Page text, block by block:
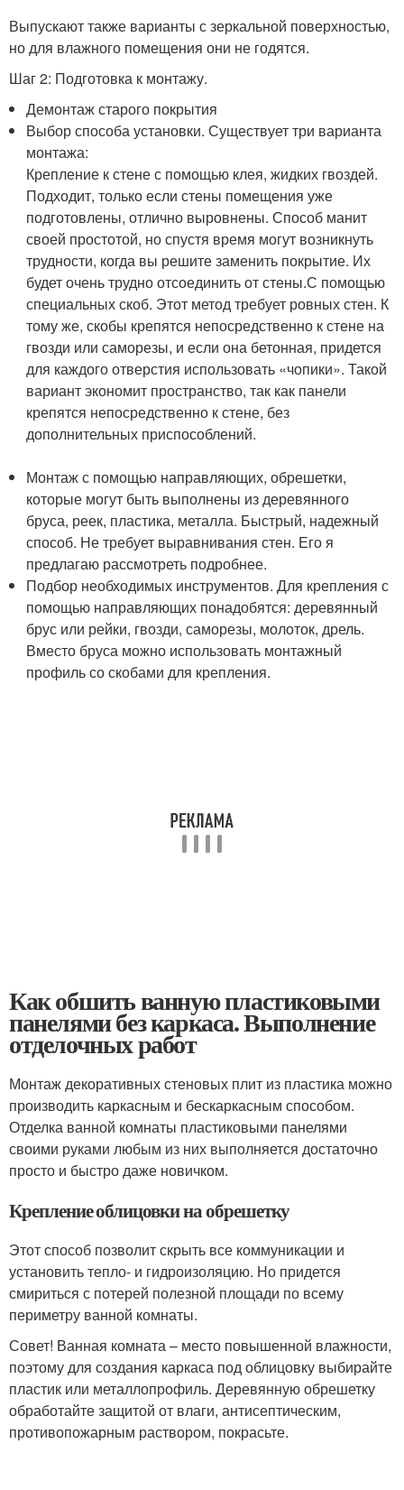
Выпускают также варианты с зеркальной поверхностью,
но для влажного помещения они не годятся.
Шаг 2: Подготовка к монтажу.
Демонтаж старого покрытия
Выбор способа установки. Существует три варианта
монтажа:
Крепление к стене с помощью клея, жидких гвоздей.
Подходит, только если стены помещения уже
подготовлены, отлично выровнены. Способ манит
своей простотой, но спустя время могут возникнуть
трудности, когда вы решите заменить покрытие. Их
будет очень трудно отсоединить от стены.С помощью
специальных скоб. Этот метод требует ровных стен. К
тому же, скобы крепятся непосредственно к стене на
гвозди или саморезы, и если она бетонная, придется
для каждого отверстия использовать «чопики». Такой
вариант экономит пространство, так как панели
крепятся непосредственно к стене, без
дополнительных приспособлений.
Монтаж с помощью направляющих, обрешетки,
которые могут быть выполнены из деревянного
бруса, реек, пластика, металла. Быстрый, надежный
способ. Не требует выравнивания стен. Его я
предлагаю рассмотреть подробнее.
Подбор необходимых инструментов. Для крепления с
помощью направляющих понадобятся: деревянный
брус или рейки, гвозди, саморезы, молоток, дрель.
Вместо бруса можно использовать монтажный
профиль со скобами для крепления.
Как обшить ванную пластиковыми
панелями без каркаса. Выполнение
отделочных работ
Монтаж декоративных стеновых плит из пластика можно
производить каркасным и бескаркасным способом.
Отделка ванной комнаты пластиковыми панелями
своими руками любым из них выполняется достаточно
просто и быстро даже новичком.
Крепление облицовки на обрешетку
Этот способ позволит скрыть все коммуникации и
установить тепло- и гидроизоляцию. Но придется
смириться с потерей полезной площади по всему
периметру ванной комнаты.
Совет! Ванная комната – место повышенной влажности,
поэтому для создания каркаса под облицовку выбирайте
пластик или металлопрофиль. Деревянную обрешетку
обработайте защитой от влаги, антисептическим,
противопожарным раствором, покрасьте.